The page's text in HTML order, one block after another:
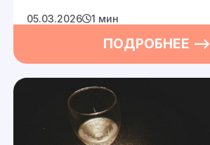
ПОДРОБНЕЕ —>
05.03.2026 1 мин